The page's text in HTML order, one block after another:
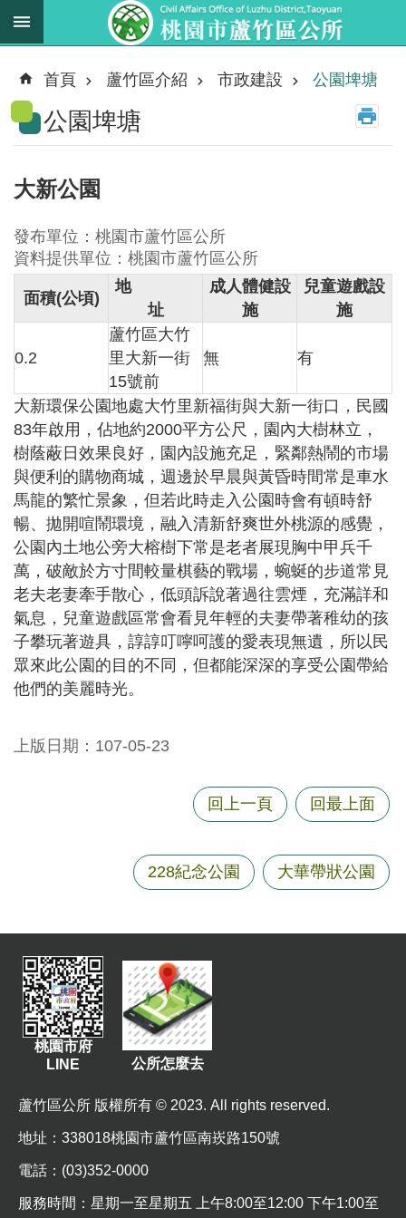
跳到主要內容區塊
新
消
息
務
職
法
規
資
料
階
搜
尋
蘆
竹
區
介
紹
訊
息
公
生
通
訊
錄
相
關
首
頁
網
首頁 蘆竹區介紹 市政建設 公園埤塘
公園埤塘
大新公園
發布單位：桃園市蘆竹區公所
資料提供單位：桃園市蘆竹區公所
面積(公頃)
地
址
成人體健設
施
兒童遊戲設
施
0.2
蘆竹區大竹
里大新一街
15號前
無 有
大新環保公園地處大竹里新福街與大新一街口，民國
83年啟用，佔地約2000平方公尺，園內大樹林立，
樹蔭蔽日效果良好，園內設施充足，緊鄰熱鬧的市場
與便利的購物商城，週邊於早晨與黃昏時間常是車水
馬龍的繁忙景象，但若此時走入公園時會有頓時舒
暢、拋開喧鬧環境，融入清新舒爽世外桃源的感覺，
公園內土地公旁大榕樹下常是老者展現胸中甲兵千
萬，破敵於方寸間較量棋藝的戰場，蜿蜒的步道常見
老夫老妻牽手散心，低頭訴說著過往雲煙，充滿詳和
氣息，兒童遊戲區常會看見年輕的夫妻帶著稚幼的孩
子攀玩著遊具，諄諄叮嚀呵護的愛表現無遺，所以民
眾來此公園的目的不同，但都能深深的享受公園帶給
他們的美麗時光。
上版日期：107-05-23
回上一頁 回最上面
228紀念公園 大華帶狀公園
桃園市府
LINE
公所怎麼去
蘆竹區公所 版權所有 © 2023. All rights reserved.
地址 ：338018桃園市蘆竹區南崁路150號
電話：(03)352-0000
服務時間：星期一至星期五 上午8:00至12:00 下午1:00至